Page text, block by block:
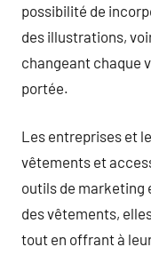
possibilité de
des illustrations,
changeant chaque
portée.
Les entreprises et
vêtements et
outils de marketing
des vêtements,
tout en offrant à